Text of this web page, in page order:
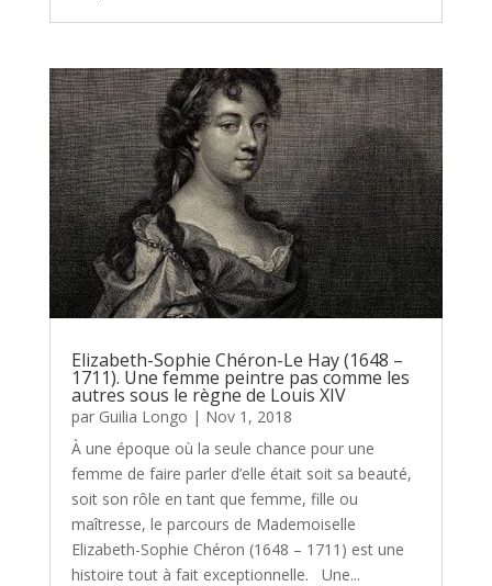
Elizabeth-Sophie Chéron-Le Hay (1648 –
1711). Une femme peintre pas comme les
autres sous le règne de Louis XIV
par Guilia Longo | Nov 1, 2018
À une époque où la seule chance pour une
femme de faire parler d’elle était soit sa beauté,
soit son rôle en tant que femme, fille ou
maîtresse, le parcours de Mademoiselle
Elizabeth-Sophie Chéron (1648 – 1711) est une
histoire tout à fait exceptionnelle. Une...